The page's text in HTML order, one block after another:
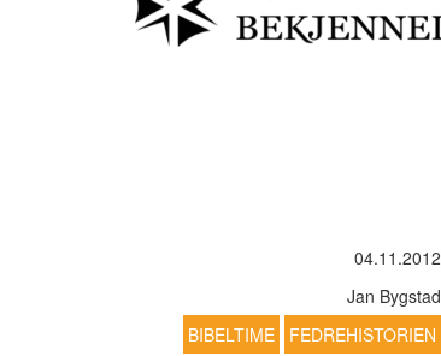
04.11.2012
Jan Bygstad
BIBELTIME
FEDREHISTORIEN